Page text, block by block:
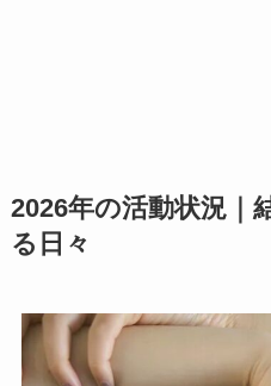
2026年の活動状況｜
る日々